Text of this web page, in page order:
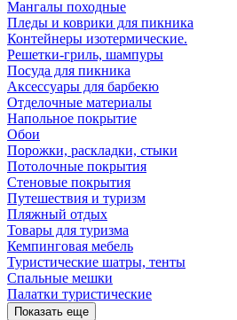
Мангалы походные
Пледы и коврики для пикника
Контейнеры изотермические.
Решетки-гриль, шампуры
Посуда для пикника
Аксессуары для барбекю
Отделочные материалы
Напольное покрытие
Обои
Порожки, раскладки, стыки
Потолочные покрытия
Стеновые покрытия
Путешествия и туризм
Пляжный отдых
Товары для туризма
Кемпинговая мебель
Туристические шатры, тенты
Спальные мешки
Палатки туристические
Показать еще